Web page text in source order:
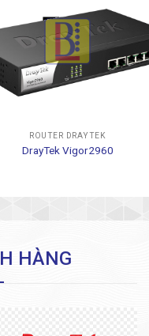
ROUTER DRAYTEK
DrayTek Vigor2960
HÀNG